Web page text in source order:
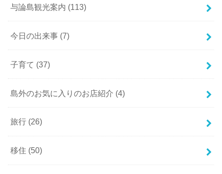
与論島観光案内 (113)
今日の出来事 (7)
子育て (37)
島外のお気に入りのお店紹介 (4)
旅行 (26)
移住 (50)